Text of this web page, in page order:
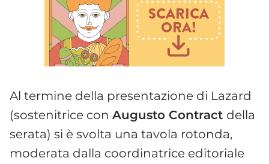
Al termine della presentazione di Lazard
(sostenitrice con Augusto Contract della
serata) si è svolta una tavola rotonda,
moderata dalla coordinatrice editoriale